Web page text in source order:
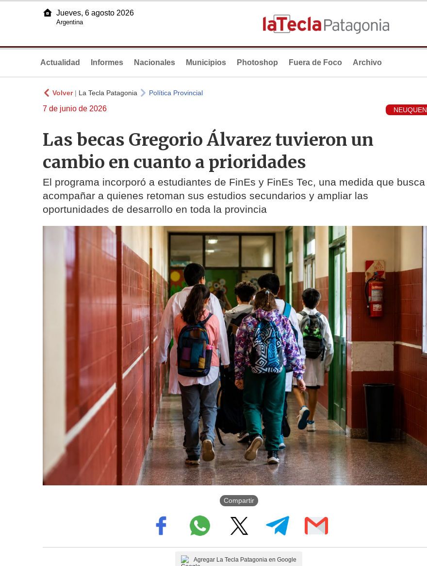
Jueves, 6 agosto 2026
Argentina
Actualidad Informes Nacionales Municipios Photoshop Fuera de Foco Archivo
Volver| La Tecla Patagonia Política Provincial
7 de junio de 2026 NEUQUEN
Las becas Gregorio Álvarez tuvieron un
cambio en cuanto a prioridades
El programa incorporó a estudiantes de FinEs y FinEs Tec, una medida que busca
acompañar a quienes retoman sus estudios secundarios y ampliar las
oportunidades de desarrollo en toda la provincia
Compartir
Agregar La Tecla Patagonia en Google